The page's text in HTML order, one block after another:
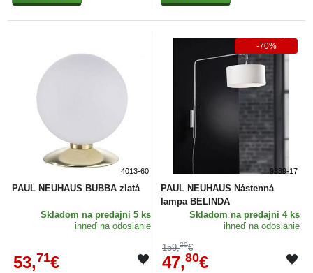
4013-60
PAUL NEUHAUS BUBBA zlatá
Skladom na predajni 5 ks
ihneď na odoslanie
53,71€
9339-17
PAUL NEUHAUS Nástenná
lampa BELINDA
Skladom na predajni 4 ks
ihneď na odoslanie
159,20€
47,80€
-70%